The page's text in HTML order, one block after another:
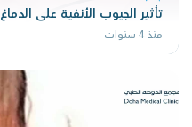
تأثير الجيوب الأنفية على الدماغ
منذ 4 سنوات